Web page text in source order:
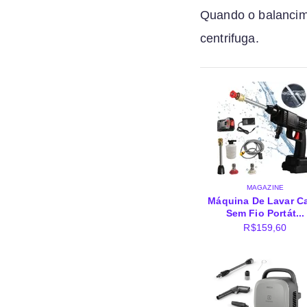
Quando o
centrifuga.
MAGAZINE
Máquina De Lavar
Sem Fio Portát...
R$159,60